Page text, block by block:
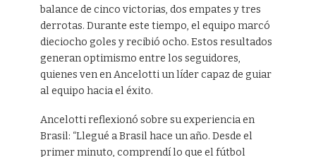
balance de cinco victorias, dos empates y tres
derrotas. Durante este tiempo, el equipo marcó
dieciocho goles y recibió ocho. Estos resultados
generan optimismo entre los seguidores,
quienes ven en Ancelotti un líder capaz de guiar
al equipo hacia el éxito.
Ancelotti reflexionó sobre su experiencia en
Brasil: “Llegué a Brasil hace un año. Desde el
primer minuto, comprendí lo que el fútbol